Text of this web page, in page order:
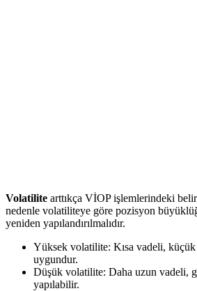
Volatilite arttıkça VİOP işlemlerindeki
nedenle volatiliteye göre pozisyon
yeniden yapılandırılmalıdır.
Yüksek volatilite: Kısa vadeli,
uygundur.
Düşük volatilite: Daha uzun vadeli,
yapılabilir.